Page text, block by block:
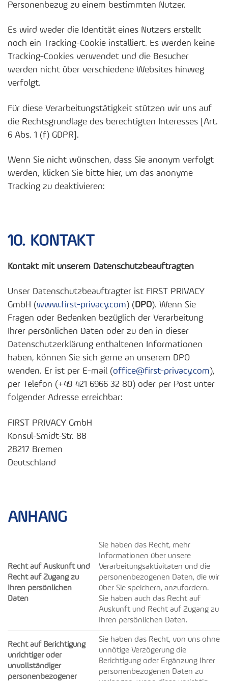
Personenbezug zu einem bestimmten Nutzer.
Es wird weder die Identität eines Nutzers erstellt
noch ein Tracking-Cookie installiert. Es werden keine
Tracking-Cookies verwendet und die Besucher
werden nicht über verschiedene Websites hinweg
verfolgt.
Für diese Verarbeitungstätigkeit stützen wir uns auf
die Rechtsgrundlage des berechtigten Interesses [Art.
6 Abs. 1 (f) GDPR].
Wenn Sie nicht wünschen, dass Sie anonym verfolgt
werden, klicken Sie bitte hier, um das anonyme
Tracking zu deaktivieren:
10. KONTAKT
Kontakt mit unserem Datenschutzbeauftragten
Unser Datenschutzbeauftragter ist FIRST PRIVACY
GmbH (www.first-privacy.com) (DPO). Wenn Sie
Fragen oder Bedenken bezüglich der Verarbeitung
Ihrer persönlichen Daten oder zu den in dieser
Datenschutzerklärung enthaltenen Informationen
haben, können Sie sich gerne an unserem DPO
wenden. Er ist per E-mail (office@first-privacy.com),
per Telefon (+49 421 6966 32 80) oder per Post unter
folgender Adresse erreichbar:
FIRST PRIVACY GmbH
Konsul-Smidt-Str. 88
28217 Bremen
Deutschland
ANHANG
Recht auf Auskunft und
Recht auf Zugang zu
Ihren persönlichen
Daten
Sie haben das Recht, mehr
Informationen über unsere
Verarbeitungsaktivitäten und die
personenbezogenen Daten, die wir
über Sie speichern, anzufordern.
Sie haben auch das Recht auf
Auskunft und Recht auf Zugang zu
Ihren persönlichen Daten.
Recht auf Berichtigung
unrichtiger oder
unvollständiger
personenbezogener
Sie haben das Recht, von uns ohne
unnötige Verzögerung die
Berichtigung oder Ergänzung Ihrer
personenbezogenen Daten zu